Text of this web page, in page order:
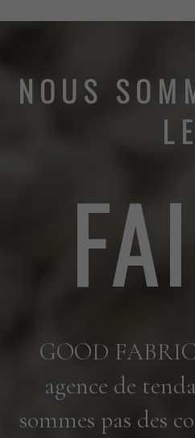
NOUS
LE
GOOD FABRIC
agence de
sommes pas des